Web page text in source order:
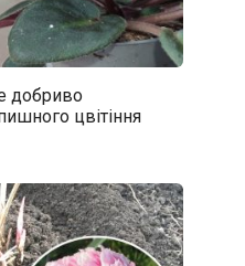
добриво
цвітіння